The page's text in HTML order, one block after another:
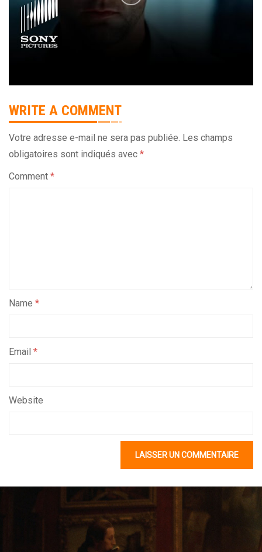
WRITE A COMMENT
Votre adresse e-mail ne sera pas publiée. Les champs
obligatoires sont indiqués avec *
Comment *
Name *
Email *
Website